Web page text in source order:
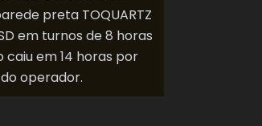
preta TOQUARTZ
em turnos de 8 horas
caiu em 14 horas por
operador.